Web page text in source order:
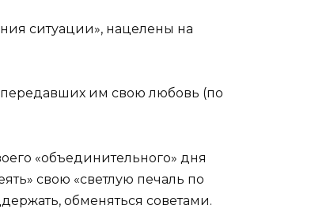
ситуации», нацелены на
передавших им свою любовь (по
«объединительного» дня
свою «светлую печаль по
обменяться советами.